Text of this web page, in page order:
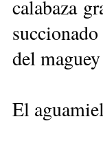
calabaza
del
El aguamiel